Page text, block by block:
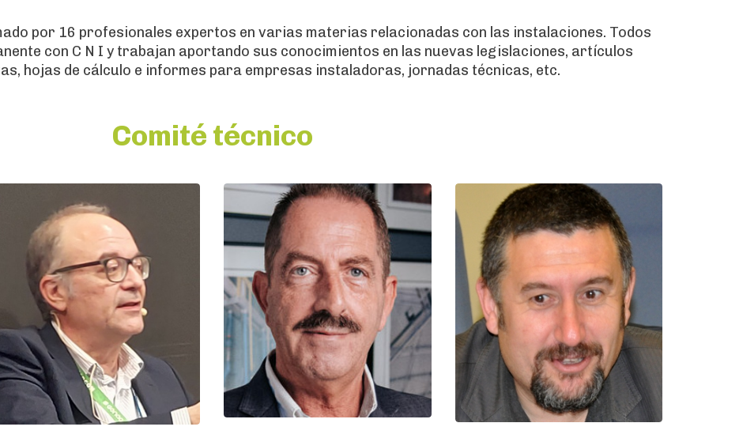
por 16 profesionales expertos en varias materias relacionadas con las instalaciones. Todos
con C N I y trabajan aportando sus conocimientos en las nuevas legislaciones, artículos
hojas de cálculo e informes para empresas instaladoras, jornadas técnicas, etc.
Comité técnico